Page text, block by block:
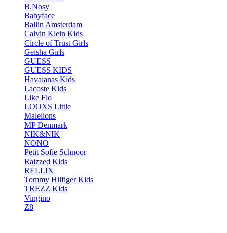
B.Nosy
Babyface
Ballin Amsterdam
Calvin Klein Kids
Circle of Trust Girls
Geisha Girls
GUESS
GUESS KIDS
Havaianas Kids
Lacoste Kids
Like Flo
LOOXS Little
Malelions
MP Denmark
NIK&NIK
NONO
Petit Sofie Schnoor
Raizzed Kids
RELLIX
Tommy Hilfiger Kids
TREZZ Kids
Vingino
Z8